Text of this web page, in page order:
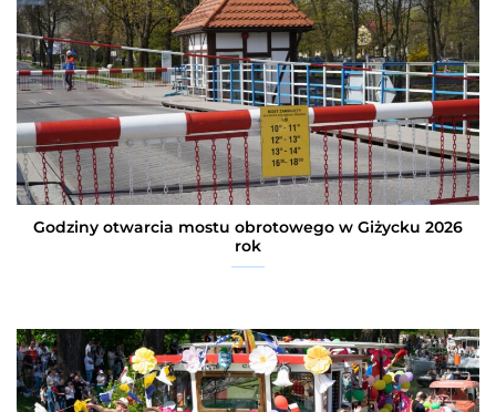
Godziny otwarcia mostu obrotowego w Giżycku 2026
rok